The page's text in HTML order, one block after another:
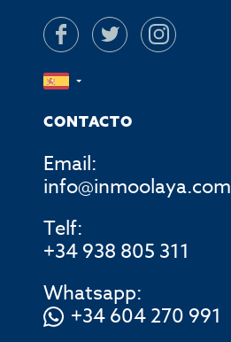
CONTACTO
Email:
info@inmoolaya.com
Telf:
+34 938 805 311
Whatsapp:
+34 604 270 991